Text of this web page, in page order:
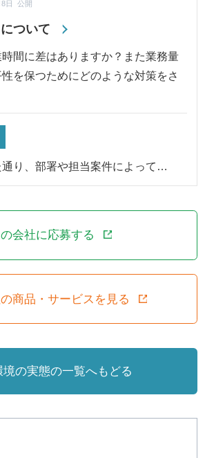
ついて
8日 公開
間に差はありますか？また業務量
を保つためにどのような対策をさ
通り、部署や担当案件によって…
会社に応募する
商品・サービスを見る
境の実態の一覧へもどる